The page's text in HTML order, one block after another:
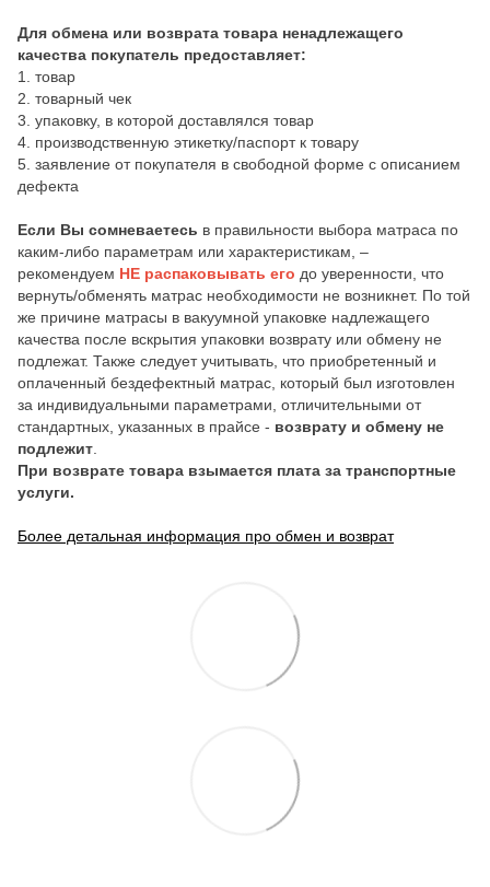
Для обмена или возврата товара ненадлежащего
качества покупатель предоставляет:
1. товар
2. товарный чек
3. упаковку, в которой доставлялся товар
4. производственную этикетку/паспорт к товару
5. заявление от покупателя в свободной форме с описанием
дефекта
Если Вы сомневаетесь в правильности выбора матраса по
каким-либо параметрам или характеристикам, –
рекомендуем НЕ распаковывать его до уверенности, что
вернуть/обменять матрас необходимости не возникнет. По той
же причине матрасы в вакуумной упаковке надлежащего
качества после вскрытия упаковки возврату или обмену не
подлежат. Также следует учитывать, что приобретенный и
оплаченный бездефектный матрас, который был изготовлен
за индивидуальными параметрами, отличительными от
стандартных, указанных в прайсе - возврату и обмену не
подлежит.
При возврате товара взымается плата за транспортные
услуги.
Более детальная информация про обмен и возврат